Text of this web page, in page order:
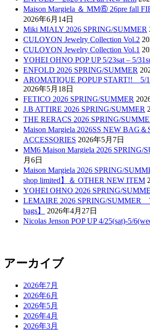
Maison Margiela ＆ MM⑥ 26pre fall
2026年6月14日
Miki MIALY 2026 SPRING/SUMMER
CULOYON Jewelry Collection Vol.2
CULOYON Jewelry Collection Vol.1
YOHEI OHNO POP UP 5/23sat – 5/
ENFOLD 2026 SPRING/SUMMER
AROMATIQUE POPUP START!! 5/
2026年5月18日
FETICO 2026 SPRING/SUMMER
J.B ATTIRE 2026 SPRING/SUMMER
THE RERACS 2026 SPRING/
Maison Margiela 2026SS NEW BAG
ACCESSORIES 2026年5月7日
MM6 Maison Margiela 2026 SPRING/
月6日
Maison Margiela 2026 SPRING/
shop limited】＆ OTHER NEW ITEM
YOHEI OHNO 2026 SPRING/
LEMAIRE 2026 SPRING/
bags】
2026年4月27日
Nicolas Jenson POP UP 4/25(sat)-5/
アーカイブ
2026年7月
2026年6月
2026年5月
2026年4月
2026年3月